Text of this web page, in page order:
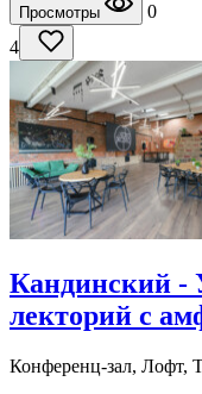
Просмотры
0
4
Кандинский -
лекторий с
Конференц-зал, Лофт,